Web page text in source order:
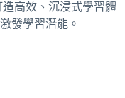
高效、沉浸式學習體
發學習潛能。